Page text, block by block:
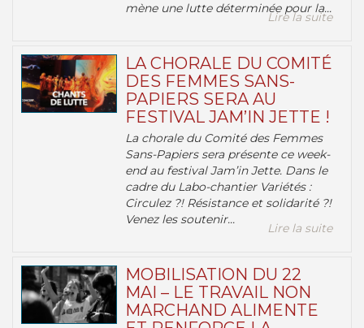
mène une lutte déterminée pour la...
Lire la suite
LA CHORALE DU COMITÉ
DES FEMMES SANS-
PAPIERS SERA AU
FESTIVAL JAM’IN JETTE !
La chorale du Comité des Femmes
Sans-Papiers sera présente ce week-
end au festival Jam’in Jette. Dans le
cadre du Labo-chantier Variétés :
Circulez ?! Résistance et solidarité ?!
Venez les soutenir...
Lire la suite
MOBILISATION DU 22
MAI – LE TRAVAIL NON
MARCHAND ALIMENTE